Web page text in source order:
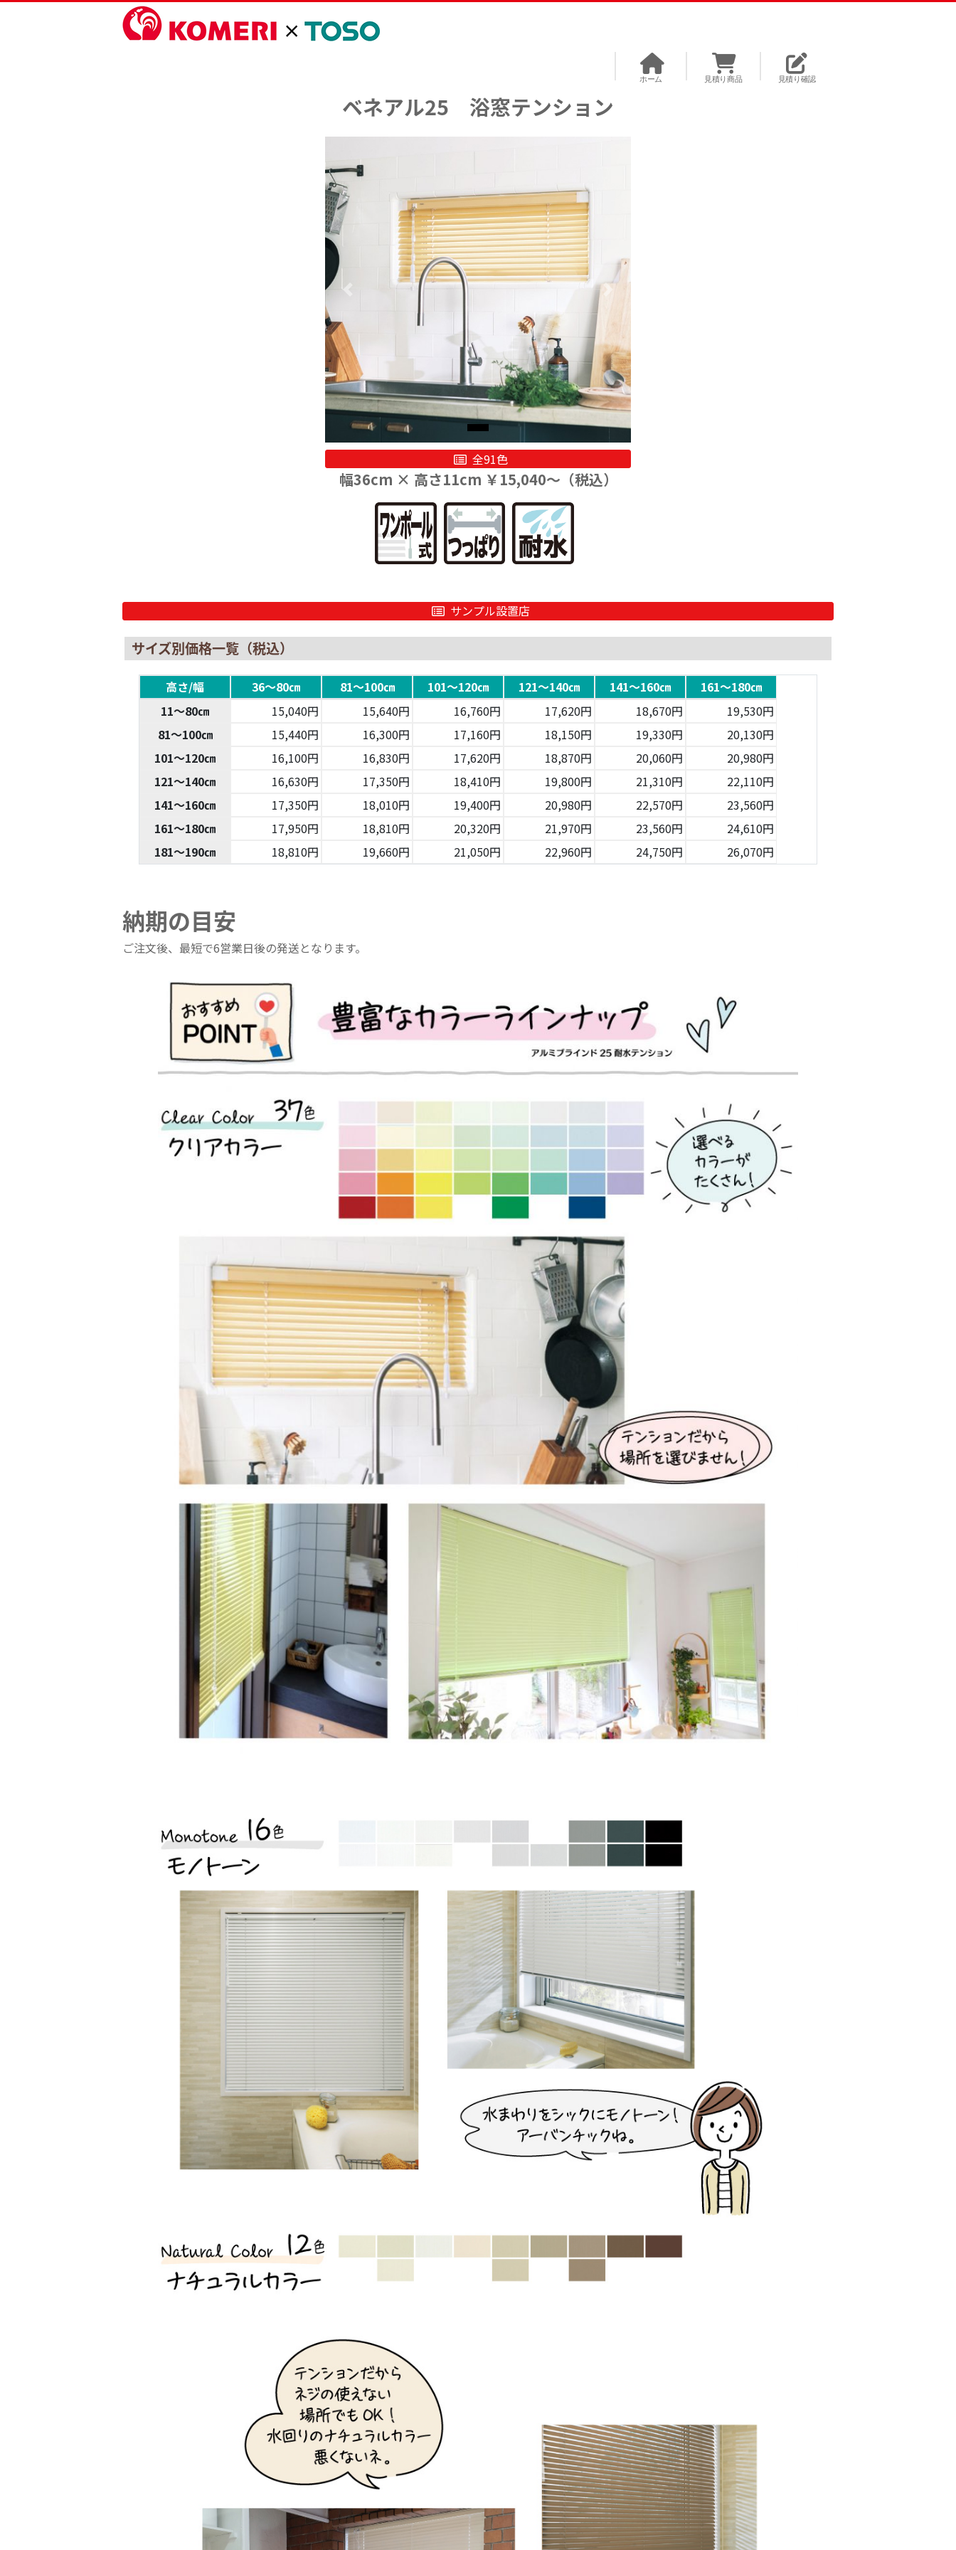
ホーム 見積り商品 見積り確認
ベネアル25 浴窓テンション
全91色
幅36cm × 高さ11cm ￥15,040〜（税込）
サンプル設置店
サイズ別価格一覧（税込）
高さ/幅 36～80㎝ 81～100㎝ 101～120㎝ 121～140㎝ 141～160㎝
161～180㎝
11～80㎝
15,040円 15,640円 16,760円 17,620円 18,670円
19,530円
81～100㎝
15,440円 16,300円 17,160円 18,150円 19,330円
20,130円
101～120㎝
16,100円 16,830円 17,620円 18,870円 20,060円
20,980円
121～140㎝
16,630円 17,350円 18,410円 19,800円 21,310円
22,110円
141～160㎝
17,350円 18,010円 19,400円 20,980円 22,570円
23,560円
161～180㎝
17,950円 18,810円 20,320円 21,970円 23,560円
24,610円
181～190㎝
18,810円 19,660円 21,050円 22,960円 24,750円 26,070円
納期の目安
ご注文後、最短で6営業日後の発送となります。